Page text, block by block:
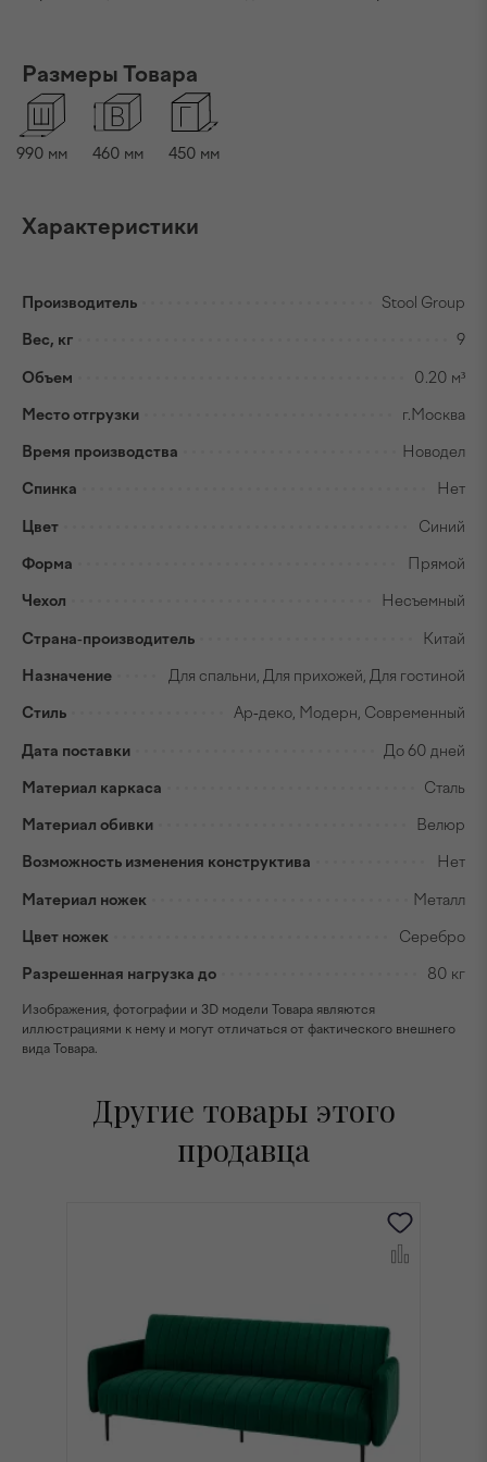
Размеры Товара
990 мм 460 мм 450 мм
Характеристики
Производитель Stool Group
Вес, кг 9
Объем 0.20 м³
Место отгрузки г.Москва
Время производства Новодел
Спинка Нет
Цвет Синий
Форма Прямой
Чехол Несъемный
Страна-производитель Китай
Назначение Для спальни, Для прихожей, Для гостиной
Стиль Ар-деко, Модерн, Современный
Дата поставки До 60 дней
Материал каркаса Сталь
Материал обивки Велюр
Возможность изменения конструктива Нет
Материал ножек Металл
Цвет ножек Серебро
Разрешенная нагрузка до 80 кг
Изображения, фотографии и 3D модели Товара являются
иллюстрациями к нему и могут отличаться от фактического внешнего
вида Товара.
Другие товары этого
продавца